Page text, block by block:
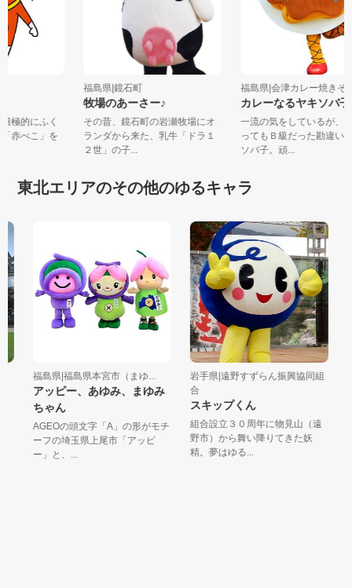
積極的にふく
「赤べこ」を
福島県|鏡石町
牧場のあーさー♪
その昔、鏡石町の岩瀬牧場にオ
ランダから来た、乳牛「ドラ１
２世」の子...
福島県|会津カレー焼き
カレーなるヤキソバ
一流の気をしているが
ってもＢ級だった勘違
ソバ子。頑...
東北エリアのその他のゆるキャラ
福島県|福島県本宮市（まゆ...
アッピー、あゆみ、まゆみ
ちゃん
AGEOの頭文字「A」の形がモチ
ーフの埼玉県上尾市「アッピ
ー」と、...
岩手県|遠野すずらん振興協同組
合
スキップくん
組合設立３０周年に物見山（遠
野市）から舞い降りてきた妖
精。夢はゆる...